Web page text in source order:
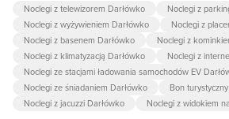
Noclegi z telewizorem Darłówko
Noclegi z
Noclegi z wyżywieniem Darłówko
Noclegi z
Noclegi z basenem Darłówko
Noclegi z
Noclegi z klimatyzacją Darłówko
Noclegi z
Noclegi ze stacjami ładowania samochodów EV
Noclegi ze śniadaniem Darłówko
Bon
Noclegi z jacuzzi Darłówko
Noclegi z widokiem